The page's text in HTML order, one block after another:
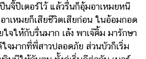
นจี้ปีเตอร์ไว้ แล้วรื่นก็อุ้มอาเหมยหนี
าเหมยก็เสียชีวิตเสียก่อน ในอ้อมกอด
ใจให้กับรื่นมาก เล้ง พาเจ๊คิ้ม มารักษา
จมากที่พี่สาวปลอดภัย ส่วนบัวก็เริ่ม